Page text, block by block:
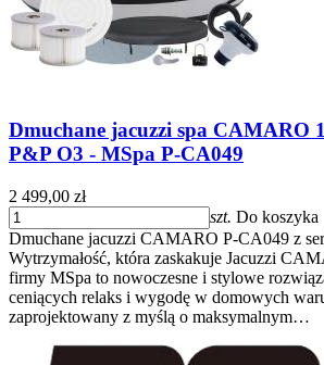
Dmuchane jacuzzi spa CAMARO
P&P O3 - MSpa P-CA049
2 499,00 zł
szt. Do koszyka
Dmuchane jacuzzi CAMARO P-CA049 z
Wytrzymałość, która zaskakuje Jacuzzi
firmy MSpa to nowoczesne i stylowe
ceniących relaks i wygodę w domowych
zaprojektowany z myślą o maksymalnym…